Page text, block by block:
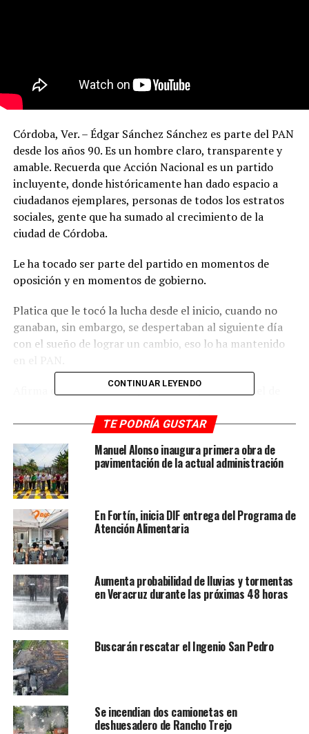
Córdoba, Ver. – Édgar Sánchez Sánchez es parte del PAN
desde los años 90. Es un hombre claro, transparente y
amable. Recuerda que Acción Nacional es un partido
incluyente, donde históricamente han dado espacio a
ciudadanos ejemplares, personas de todos los estratos
sociales, gente que ha sumado al crecimiento de la
ciudad de Córdoba.
Le ha tocado ser parte del partido en momentos de
oposición y en momentos de gobierno.
Platica que le tocó la lucha desde el inicio, cuando no
ganaban, sin embargo, se despertaban al siguiente día
con el sueño de lograr un cambio, eso lo ha mantenido
Afirma que uno de los objetivos blanquiazules es el de
comunidades, así se lograron diversos proyectos que
sumaron a la sociedad, y que hoy forman parte del gran
legado panista. Sabe que se debe seguir trabajando en
proyectos a futuro, mejores empleos, más obras,
mejores escuelas, una visión de futuro.
Al ingeniero Guillermo Rivas lo describe como un
hombre de experiencia demostrada, con carácter.
Ejemplifica que cuando se es muy joven los empleadores
apuestan a ver lo que un novato puede hacer, descubrir
su capacidad, pero cuando se trata de una persona
madura, preparada, alguien que ya demostró de lo que
es capaz en los negocios, en el gobierno, se va a lo
seguro.
“El ingeniero pudo haberse retirado a una vida cómoda,
pero él quiere dejar un legado para la sociedad que tanto
le ha dado, es la mejor persona”, asegura.
CONTINUAR LEYENDO
TE PODRÍA GUSTAR
Manuel Alonso inaugura primera obra de
pavimentación de la actual administración
En Fortín, inicia DIF entrega del Programa de
Atención Alimentaria
Aumenta probabilidad de lluvias y tormentas
en Veracruz durante las próximas 48 horas
Buscarán rescatar el Ingenio San Pedro
Se incendian dos camionetas en
deshuesadero de Rancho Trejo